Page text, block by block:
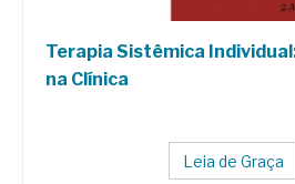
Terapia Sistêmica
na Clínica
Leia de Graça